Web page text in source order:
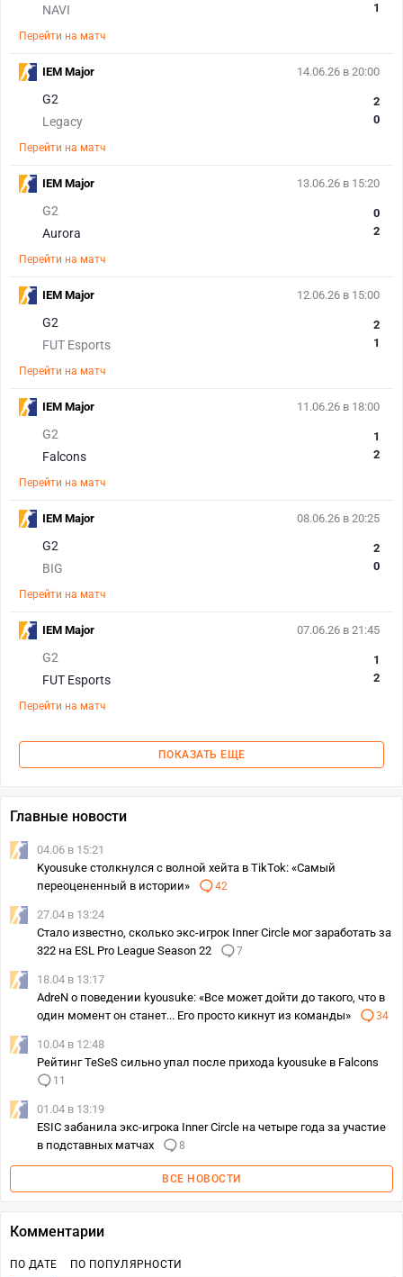
NAVI 1
Перейти на матч
14.06.26 в 20:00
G2
Legacy
2
0
Перейти на матч
IEM Major
13.06.26 в 15:20
G2
Aurora
0
2
Перейти на матч
IEM Major
12.06.26 в 15:00
G2
FUT Esports
2
1
Перейти на матч
IEM Major
11.06.26 в 18:00
G2
Falcons
1
2
Перейти на матч
IEM Major
08.06.26 в 20:25
G2
BIG
2
0
Перейти на матч
IEM Major
07.06.26 в 21:45
G2
FUT Esports
1
2
Перейти на матч
IEM Major
ПОКАЗАТЬ ЕЩЕ
Главные новости
04.06 в 15:21
Kyousuke столкнулся с волной хейта в TikTok: «Самый
переоцененный в истории»
42
27.04 в 13:24
Стало известно, сколько экс-игрок Inner Circle мог заработать за
322 на ESL Pro League Season 22
7
18.04 в 13:17
AdreN о поведении kyousuke: «Все может дойти до такого, что в
один момент он станет... Его просто кикнут из команды»
34
10.04 в 12:48
Рейтинг TeSeS сильно упал после прихода kyousuke в Falcons
11
01.04 в 13:19
ESIC забанила экс-игрока Inner Circle на четыре года за участие
в подставных матчах
8
ВСЕ НОВОСТИ
Комментарии
ПО ДАТЕ ПО ПОПУЛЯРНОСТИ